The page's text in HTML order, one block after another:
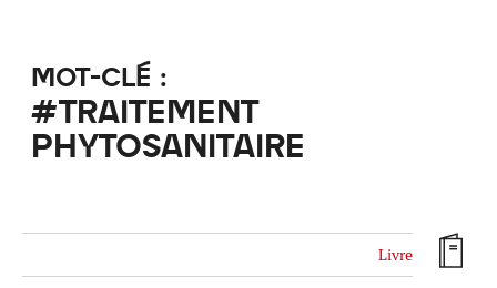
TYPE DE RESSOURCES
MATÉRIAUX
MOT-CLÉ :
#TRAITEMENT
PHYTOSANITAIRE
Livre